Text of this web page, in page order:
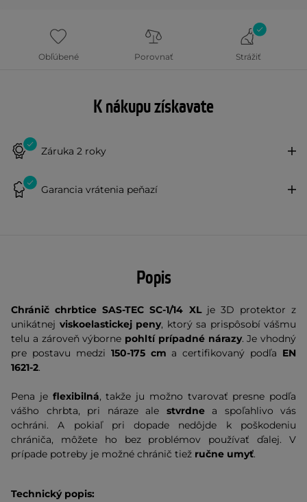
Obľúbené Porovnať Strážiť
K nákupu získavate
Záruka 2 roky
Garancia vrátenia peňazí
Popis
Chránič chrbtice SAS-TEC SC-1/14 XLje 3D protektor z
unikátnej viskoelastickej peny, ktorý sa prispôsobí vášmu
telu a zároveň výborne pohltí prípadné nárazy. Je vhodný
pre postavu medzi 150-175 cm a certifikovaný podľa EN
1621-2.
Pena je flexibilná, takže ju možno tvarovať presne podľa
vášho chrbta, pri náraze ale stvrdnea spoľahlivo vás
ochráni. A pokiaľ pri dopade nedôjde k poškodeniu
chrániča, môžete ho bez problémov používať ďalej. V
prípade potreby je možné chránič tiež ručne umyť.
Technický popis: